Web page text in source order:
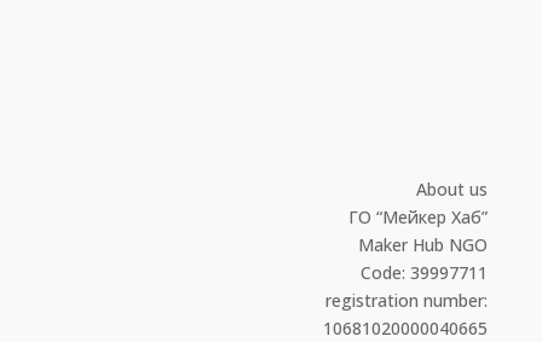
About us
ГО “Мейкер Хаб”
Maker Hub NGO
Code: 39997711
registration number:
10681020000040665